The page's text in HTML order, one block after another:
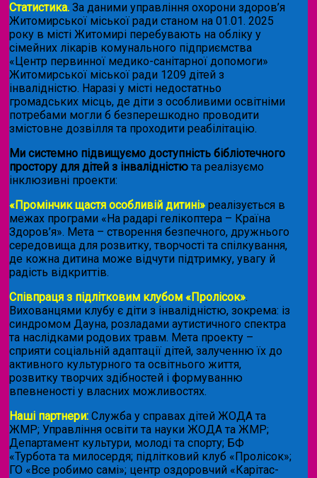
Статистика. За даними управління охорони здоров’я
Житомирської міської ради станом на 01.01. 2025
року в місті Житомирі перебувають на обліку у
сімейних лікарів комунального підприємства
«Центр первинної медико-санітарної допомоги»
Житомирської міської ради 1209 дітей з
інвалідністю. Наразі у місті недостатньо
громадських місць, де діти з особливими освітніми
потребами могли б безперешкодно проводити
змістовне дозвілля та проходити реабілітацію.
Ми системно підвищуємо доступність бібліотечного
простору для дітей з інвалідністю та реалізуємо
інклюзивні проекти:
«Промінчик щастя особливій дитині» реалізується в
межах програми «На радарі гелікоптера – Країна
Здоров’я». Мета – створення безпечного, дружнього
середовища для розвитку, творчості та спілкування,
де кожна дитина може відчути підтримку, увагу й
радість відкриттів.
Співпраця з підлітковим клубом «Пролісок».
Вихованцями клубу є діти з інвалідністю, зокрема: із
синдромом Дауна, розладами аутистичного спектра
та наслідками родових травм. Мета проекту –
сприяти соціальній адаптації дітей, залученню їх до
активного культурного та освітнього життя,
розвитку творчих здібностей і формуванню
впевненості у власних можливостях.
Наші партнери: Служба у справах дітей ЖОДА та
ЖМР; Управління освіти та науки ЖОДА та ЖМР;
Департамент культури, молоді та спорту; БФ
«Турбота та милосердя; підлітковий клуб «Пролісок»;
ГО «Все робимо самі»; центр оздоровчий «Карітас-